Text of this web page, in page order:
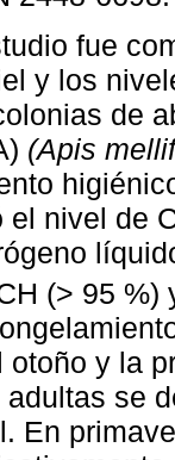
fue
y los
de
(Apis
el nivel de
(> 95
otoño y la
adultas se
En